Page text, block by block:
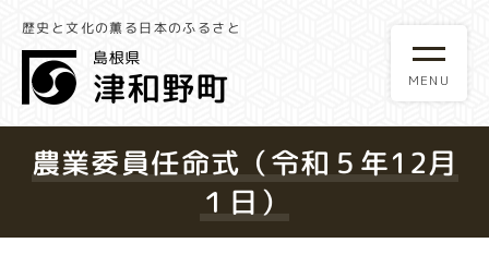
歴史と文化の薫る日本のふるさと
農業委員任命式（令和５年12月
１日）